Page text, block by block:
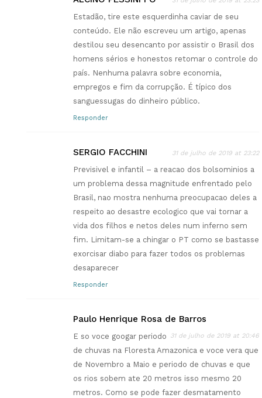
Estadão, tire este esquerdinha caviar de seu
conteúdo. Ele não escreveu um artigo, apenas
destilou seu desencanto por assistir o Brasil dos
homens sérios e honestos retomar o controle do
país. Nenhuma palavra sobre economia,
empregos e fim da corrupção. É típico dos
sanguessugas do dinheiro público.
Responder
SERGIO FACCHINI 31 de julho de 2019 at 23:22
Previsivel e infantil – a reacao dos bolsominios a
um problema dessa magnitude enfrentado pelo
Brasil, nao mostra nenhuma preocupacao deles a
respeito ao desastre ecologico que vai tornar a
vida dos filhos e netos deles num inferno sem
fim. Limitam-se a chingar o PT como se bastasse
exorcisar diabo para fazer todos os problemas
desaparecer
Responder
Paulo Henrique Rosa de Barros
31 de julho de 2019 at 20:46
E so voce googar periodo
de chuvas na Floresta Amazonica e voce vera que
de Novembro a Maio e periodo de chuvas e que
os rios sobem ate 20 metros isso mesmo 20
metros. Como se pode fazer desmatamento